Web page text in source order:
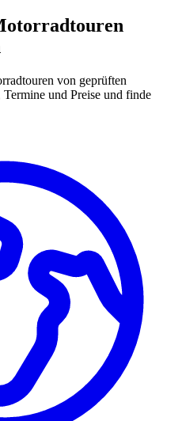
von geprüften
und Preise und finde